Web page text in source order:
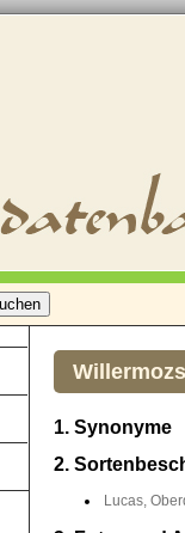
1. Synonyme
2.
Lucas,